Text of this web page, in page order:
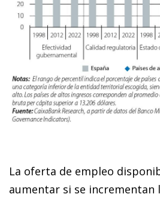
La oferta de empleo
aumentar si se incrementan